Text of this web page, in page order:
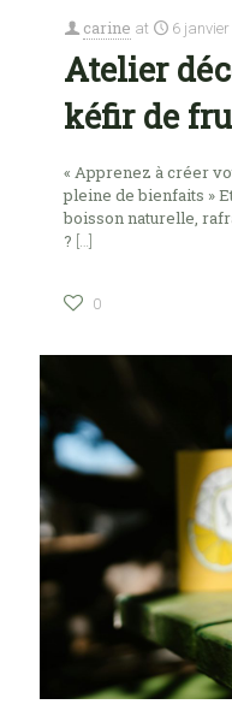
carine at 6
Atelier
kéfir de
« Apprenez à créer
pleine de bienfaits »
boisson naturelle,
? […]
0